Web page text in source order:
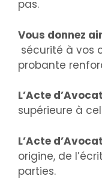
pas.
Vous donnez
sécurité à vos
probante
L’Acte d’Avocat
supérieure à
L’Acte d’Avocat
origine, de
parties.